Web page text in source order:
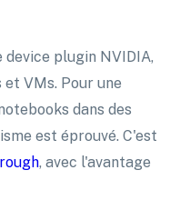
device plugin NVIDIA,
VMs. Pour une
dans des
est éprouvé. C'est
, avec l'avantage